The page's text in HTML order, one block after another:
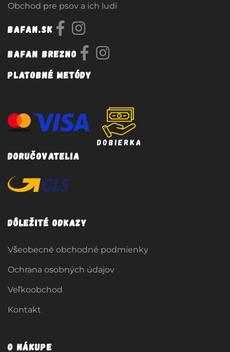
Obchod pre psov a ich ludí
Bafan.sk
Bafan Brezno
Platobné metódy
Doručovatelia
Dôležité odkazy
Všeobecné obchodné podmienky
Ochrana osobných údajov
Veľkoobchod
Kontakt
O nákupe